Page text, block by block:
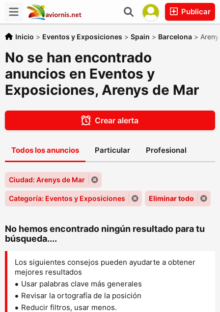
Publicar
Inicio > Eventos y Exposiciones > Spain > Barcelona >
No se han encontrado
anuncios en Eventos y
Exposiciones, Arenys de Mar
Crear alerta
Todos los anuncios Particular Profesional
Ciudad: Arenys de Mar
Categoría: Eventos y Exposiciones Eliminar todo
No hemos encontrado ningún resultado para tu
búsqueda....
Los siguientes consejos pueden ayudarte a obtener
mejores resultados
Usar palabras clave más generales
Revisar la ortografía de la posición
Reducir filtros, usar menos.